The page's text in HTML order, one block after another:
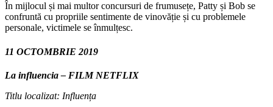
În mijlocul și mai multor concursuri de frumusețe, Patty și Bob se
confruntă cu propriile sentimente de vinovăție și cu problemele
personale, victimele se înmulțesc.
11 OCTOMBRIE 2019
La influencia – FILM NETFLIX
Titlu localizat: Influența